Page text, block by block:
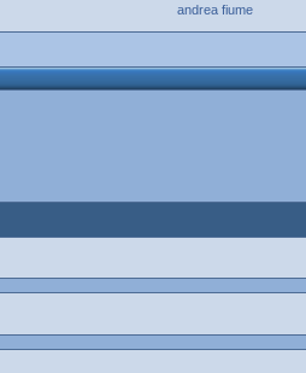
andrea fiume